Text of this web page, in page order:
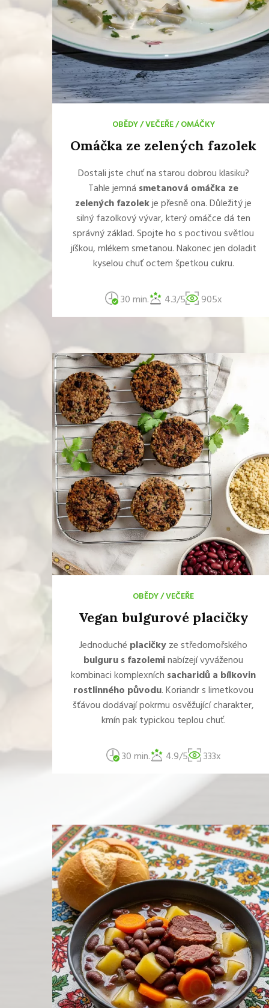
OBĚDY/VEČEŘE/OMÁČKY
Omáčka ze zelených fazolek
Dostali jste chuť na starou dobrou klasiku?
Tahle jemná smetanová omáčka ze
zelených fazolekje přesně ona. Důležitý je
silný fazolkový vývar, který omáčce dá ten
správný základ. Spojte ho s poctivou světlou
jíškou, mlékem smetanou. Nakonec jen doladit
kyselou chuť octem špetkou cukru.
30 min. 4.3/5 905x
OBĚDY/VEČEŘE
Vegan bulgurové placičky
Jednoduché placičkyze středomořského
bulguru s fazoleminabízejí vyváženou
kombinaci komplexních sacharidů a bílkovin
rostlinného původu. Koriandr s limetkovou
šťávou dodávají pokrmu osvěžující charakter,
kmín pak typickou teplou chuť.
30 min. 4.9/5 333x